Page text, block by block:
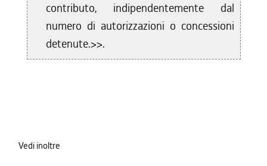
contributo, indipendentemente dal
numero di autorizzazioni o concessioni
detenute.>>.
Vedi inoltre